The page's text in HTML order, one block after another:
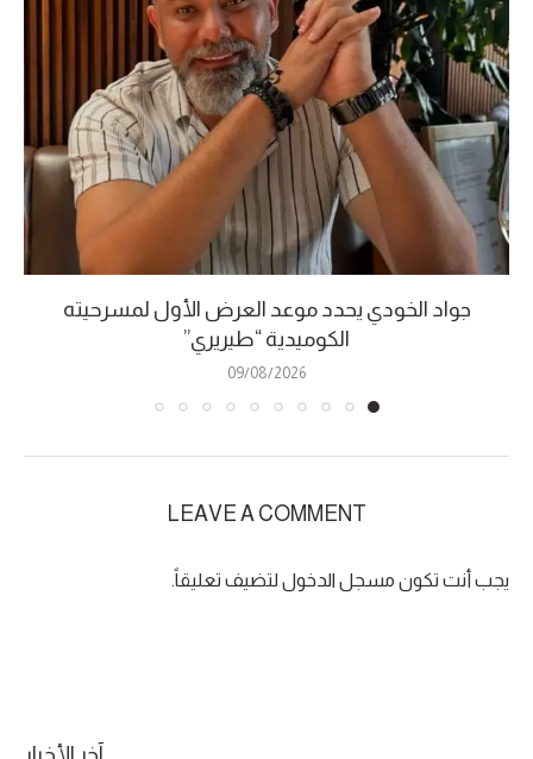
جواد الخودي يحدد موعد العرض الأول لمسرحيته
الكوميدية “طيريري”
09/08/2026
LEAVE A COMMENT
يجب أنت تكون مسجل الدخول لتضيف تعليقاً.
آخر الأخبار